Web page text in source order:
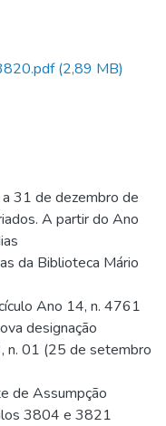
(2,89 MB)
31 de dezembro de
A partir do Ano
da Biblioteca Mário
Ano 14, n. 4761
designação
n. 01 (25 de setembro
de Assumpção
3804 e 3821